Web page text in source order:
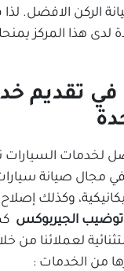
الركن الافضل. لذا
لدى هذا المركز
في تقديم
لخدمات
في مجال صيانة
وكذلك
الجيربوكس
لعملائنا من
من الخدمات :